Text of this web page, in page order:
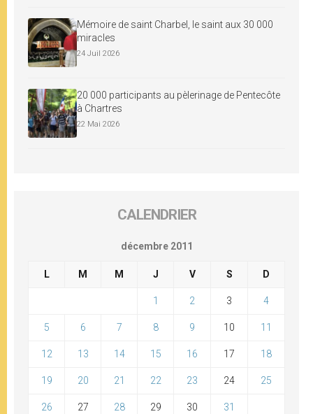
Mémoire de saint Charbel, le saint aux 30 000
miracles
24 Juil 2026
20 000 participants au pèlerinage de Pentecôte
à Chartres
22 Mai 2026
CALENDRIER
décembre 2011
L M M J V S D
1 2 3 4
5 6 7 8 9 10 11
12 13 14 15 16 17 18
19 20 21 22 23 24 25
26 27 28 29 30 31